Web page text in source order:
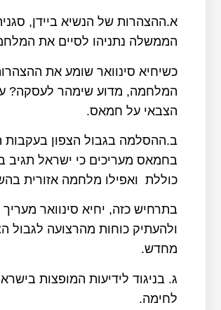
א.ההצהרות של הנשיא ביידן,
הממשלה נתניהו לסיים את
כשיחיא סינוואר שומע את
המלחמה, מדוע שימהר לעסקה?
הצבאי על חמאס.
ב.ההסלמה בגבול הצפון
בחמאס מעריכים כי ישראל תגיב
כוללת ואפילו מלחמה אזורית
בתרחיש כזה, יחיא סינוואר
ולהעתיק כוחות מהרצועה לגבול
מחדש.
לחימה.